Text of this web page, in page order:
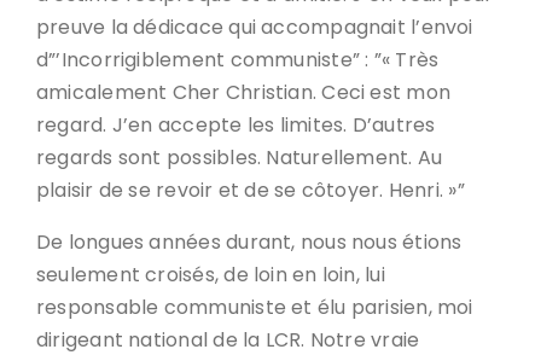
preuve la dédicace qui accompagnait l’envoi
d”’Incorrigiblement communiste” : ”« Très
amicalement Cher Christian. Ceci est mon
regard. J’en accepte les limites. D’autres
regards sont possibles. Naturellement. Au
plaisir de se revoir et de se côtoyer. Henri. »”
De longues années durant, nous nous étions
seulement croisés, de loin en loin, lui
responsable communiste et élu parisien, moi
dirigeant national de la LCR. Notre vraie